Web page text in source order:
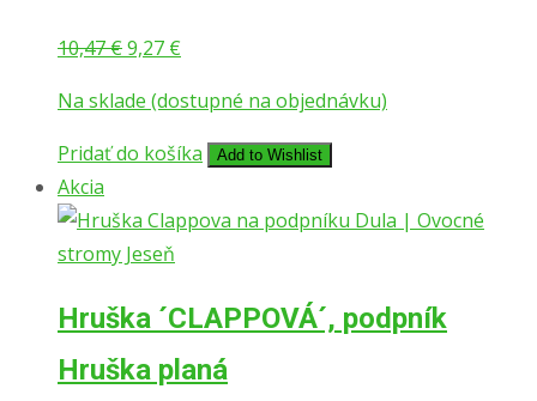
10,47€Pôvodná
bola:
10,47 €.
9,27 €
je:
9,27 €.
Na sklade (dostupné na objednávku)
Pridať do košíka
Add to Wishlist
Akcia
Hruška ´CLAPPOVÁ´, podpník
Hruška planá